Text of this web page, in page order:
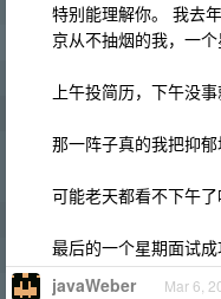
特别能理解你。 我去
京从不抽烟的我，一个
上午投简历，下午没
那一阵子真的我把抑郁
可能老天都看不下午
最后的一个星期面试成
javaWeber Mar 6,